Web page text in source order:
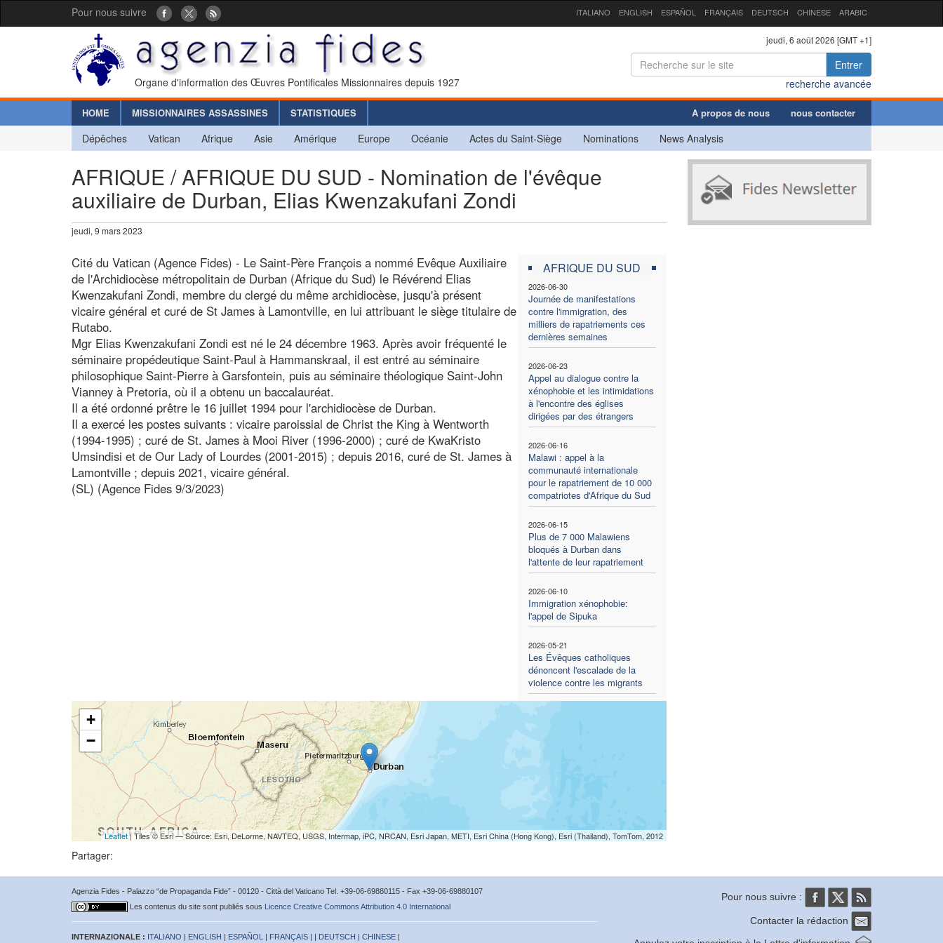
Pour nous suivre ITALIANO ENGLISH ESPAÑOL FRANÇAIS DEUTSCH CHINESE ARABIC
Organe d'information des Œuvres Pontificales Missionnaires depuis 1927
jeudi, 6 août 2026 [GMT +1]
Entrer
recherche avancée
HOME MISSIONNAIRES ASSASSINES STATISTIQUES A propos de nous nous contacter
Dépêches Vatican Afrique Asie Amérique Europe Océanie Actes du Saint-Siège Nominations News Analysis
AFRIQUE / AFRIQUE DU SUD - Nomination de l'évêque
auxiliaire de Durban, Elias Kwenzakufani Zondi
jeudi, 9 mars 2023
AFRIQUE DU SUD
2026-06-30
Journée de manifestations
contre l'immigration, des
milliers de rapatriements ces
dernières semaines
2026-06-23
Appel au dialogue contre la
xénophobie et les intimidations
à l'encontre des églises
dirigées par des étrangers
2026-06-16
Malawi : appel à la
communauté internationale
pour le rapatriement de 10 000
compatriotes d'Afrique du Sud
2026-06-15
Plus de 7 000 Malawiens
bloqués à Durban dans
l'attente de leur rapatriement
2026-06-10
Immigration xénophobie:
l'appel de Sipuka
2026-05-21
Les Évêques catholiques
dénoncent l'escalade de la
violence contre les migrants
Cité du Vatican (Agence Fides) - Le Saint-Père François a nommé Evêque Auxiliaire
de l'Archidiocèse métropolitain de Durban (Afrique du Sud) le Révérend Elias
Kwenzakufani Zondi, membre du clergé du même archidiocèse, jusqu'à présent
vicaire général et curé de St James à Lamontville, en lui attribuant le siège titulaire de
Rutabo.
Mgr Elias Kwenzakufani Zondi est né le 24 décembre 1963. Après avoir fréquenté le
séminaire propédeutique Saint-Paul à Hammanskraal, il est entré au séminaire
philosophique Saint-Pierre à Garsfontein, puis au séminaire théologique Saint-John
Vianney à Pretoria, où il a obtenu un baccalauréat.
Il a été ordonné prêtre le 16 juillet 1994 pour l'archidiocèse de Durban.
Il a exercé les postes suivants : vicaire paroissial de Christ the King à Wentworth
(1994-1995) ; curé de St. James à Mooi River (1996-2000) ; curé de KwaKristo
Umsindisi et de Our Lady of Lourdes (2001-2015) ; depuis 2016, curé de St. James à
Lamontville ; depuis 2021, vicaire général.
(SL) (Agence Fides 9/3/2023)
+
−
Leaflet| Tiles © Esri — Source: Esri, DeLorme, NAVTEQ, USGS, Intermap, iPC, NRCAN, Esri Japan, METI, Esri China (Hong Kong), Esri (Thailand), TomTom, 2012
Partager:
Agenzia Fides - Palazzo “de Propaganda Fide” - 00120 - Città del Vaticano Tel. +39-06-69880115 - Fax +39-06-69880107
Les contenus du site sont publiés sous Licence Creative Commons Attribution 4.0 International
INTERNAZIONALE : ITALIANO | ENGLISH | ESPAÑOL | FRANÇAIS | | DEUTSCH | CHINESE |
Pour nous suivre :
Contacter la rédaction